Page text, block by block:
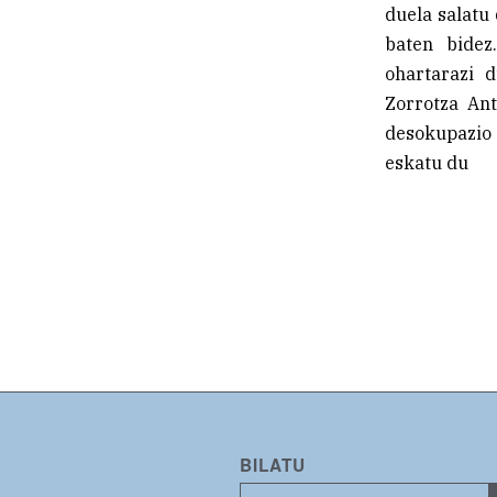
duela
baten
ohartarazi
Zorrotza
eskatu du
BILATU